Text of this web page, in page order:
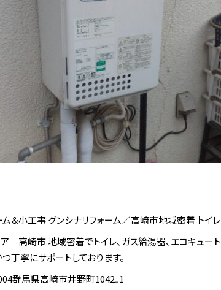
ム＆小工事 グンシナリフォーム／高崎市地域密着 トイ
高崎市 地域密着でトイレ、ガス給湯器、エコキュート
丁寧にサポートしております。
群馬県高崎市井野町1042₋1